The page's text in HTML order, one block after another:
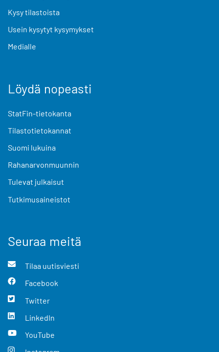
Kysy tilastoista
Usein kysytyt kysymykset
Medialle
Löydä nopeasti
StatFin-tietokanta
Tilastotietokannat
Suomi lukuina
Rahanarvonmuunnin
Tulevat julkaisut
Tutkimusaineistot
Seuraa meitä
Tilaa uutisviesti
Facebook
Twitter
LinkedIn
YouTube